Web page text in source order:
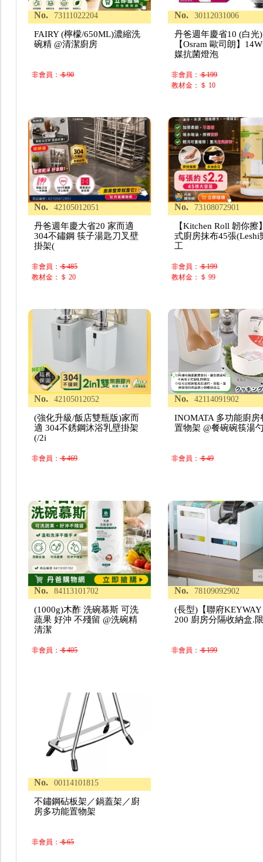
No. 73111022204
FAIRY (檸檬/650ML)濃縮洗
碗精 @清潔廚房
非會員：＄90
No. 30112031006
丹爸週年慶省10 (白光)
【Osram 歐司朗】
媒抗菌燈泡
非會員：＄199
教材金：＄ 10
No. 42105012051
丹爸週年慶大省20 家而適
304不鏽鋼 筷子湯匙刀叉壁
掛架(
非會員：＄485
教材金：＄ 20
No. 73108072901
【Kitchen Roll 韌你擦
式廚房抹布45張(Leshi
工
非會員：＄199
教材金：＄ 99
No. 42105012052
(強化升級/飯店雙瓶版)家而
適 304不銹鋼沐浴乳壁掛架
(/2i
非會員：＄469
No. 42114091902
INOMATA 多功能廚房
置物架 @餐碗碗筷湯
非會員：＄49
No. 84113101702
(1000g)木酢 洗碗慕斯 可洗
蔬果 好沖 不殘留 @洗碗精
清潔
非會員：＄405
No. 78109092902
(長型)【聯府
200 廚房分隔收納盒.
非會員：＄199
No. 00114101815
不鏽鋼砧板架／鍋蓋架／廚
房多功能置物架
非會員：＄65